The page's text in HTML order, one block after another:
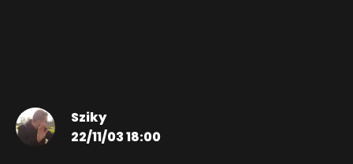
Sziky
22/11/03 18:00